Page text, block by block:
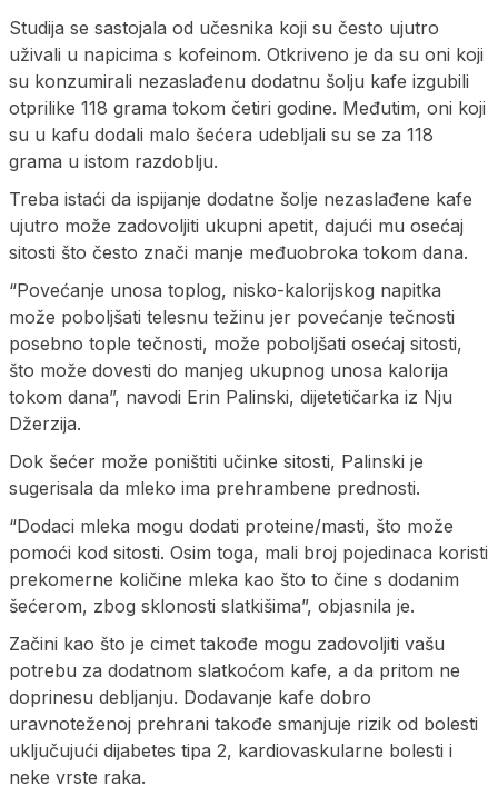
Studija se sastojala od učesnika koji su često ujutro
uživali u napicima s kofeinom. Otkriveno je da su oni koji
su konzumirali nezaslađenu dodatnu šolju kafe izgubili
otprilike 118 grama tokom četiri godine. Međutim, oni koji
su u kafu dodali malo šećera udebljali su se za 118
grama u istom razdoblju.
Treba istaći da ispijanje dodatne šolje nezaslađene kafe
ujutro može zadovoljiti ukupni apetit, dajući mu osećaj
sitosti što često znači manje međuobroka tokom dana.
“Povećanje unosa toplog, nisko-kalorijskog napitka
može poboljšati telesnu težinu jer povećanje tečnosti
posebno tople tečnosti, može poboljšati osećaj sitosti,
što može dovesti do manjeg ukupnog unosa kalorija
tokom dana”, navodi Erin Palinski, dijetetičarka iz Nju
Džerzija.
Dok šećer može poništiti učinke sitosti, Palinski je
sugerisala da mleko ima prehrambene prednosti.
“Dodaci mleka mogu dodati proteine/masti, što može
pomoći kod sitosti. Osim toga, mali broj pojedinaca koristi
prekomerne količine mleka kao što to čine s dodanim
šećerom, zbog sklonosti slatkišima”, objasnila je.
Začini kao što je cimet takođe mogu zadovoljiti vašu
potrebu za dodatnom slatkoćom kafe, a da pritom ne
doprinesu debljanju. Dodavanje kafe dobro
uravnoteženoj prehrani takođe smanjuje rizik od bolesti
uključujući dijabetes tipa 2, kardiovaskularne bolesti i
neke vrste raka.